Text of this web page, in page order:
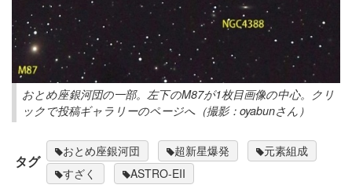
おとめ座銀河団の一部。左下のM87が1枚目画像の中心。クリ
ックで投稿ギャラリーのページへ（撮影：oyabunさん）
タグ
おとめ座銀河団 超新星爆発
元素組成
すざく
ASTRO-EII